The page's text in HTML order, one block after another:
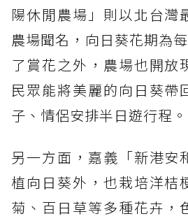
陽休閒農場」則以北台灣
農場聞名，向日葵花期為
了賞花之外，農場也開放
民眾能將美麗的向日葵帶
子、情侶安排半日遊行程。
另一方面，嘉義「新港安
植向日葵外，也栽培洋桔
菊、百日草等多種花卉，